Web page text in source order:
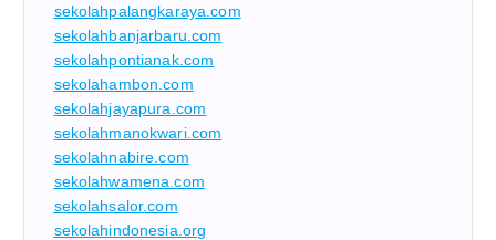
sekolahpalangkaraya.com
sekolahbanjarbaru.com
sekolahpontianak.com
sekolahambon.com
sekolahjayapura.com
sekolahmanokwari.com
sekolahnabire.com
sekolahwamena.com
sekolahsalor.com
sekolahindonesia.org